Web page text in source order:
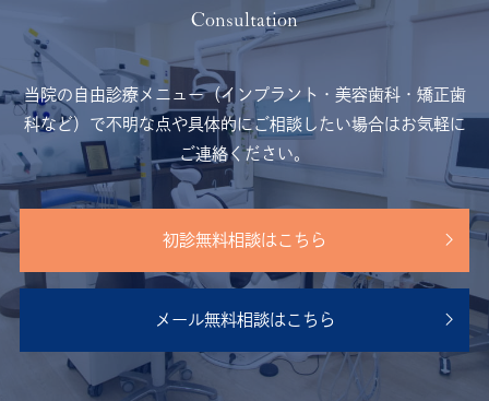
当院の自由診療メニュー（インプラント・美容歯科・矯正歯
科など）で不明な点や具体的にご相談したい場合はお気軽に
ご連絡ください。
初診無料相談はこちら
メール無料相談はこちら